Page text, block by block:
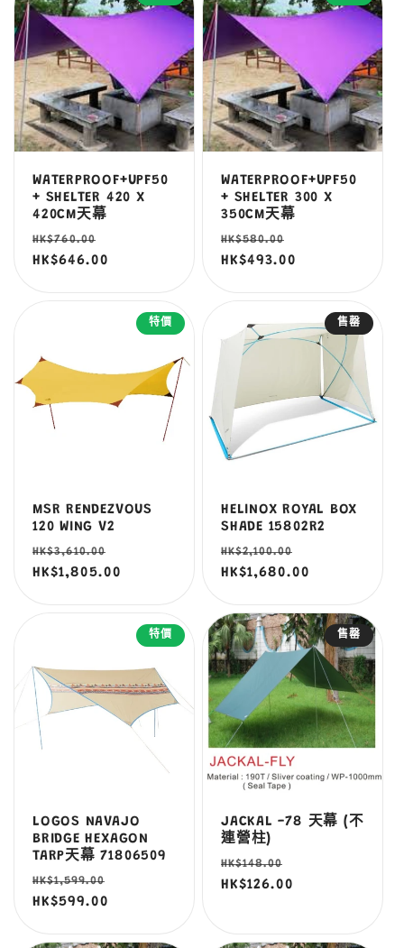
WATERPROOF+UPF50
+ SHELTER 420 X
420CM天幕
定
價
HK$760.00
價
HK$646.00
WATERPROOF+UPF50
+ SHELTER 300 X
350CM天幕
定
價
HK$580.00
價
HK$493.00
特價
MSR RENDEZVOUS
120 WING V2
定
價
HK$3,610.00
價
HK$1,805.00
售罄
HELINOX ROYAL BOX
SHADE 15802R2
定
價
HK$2,100.00
價
HK$1,680.00
特價
LOGOS NAVAJO
BRIDGE HEXAGON
TARP天幕 71806509
定
價
HK$1,599.00
HK$599.00
售罄
JACKAL -78 天幕 (不
連營柱)
定
價
HK$148.00
價
HK$126.00